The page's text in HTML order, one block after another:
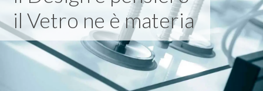
il Vetro ne è materia